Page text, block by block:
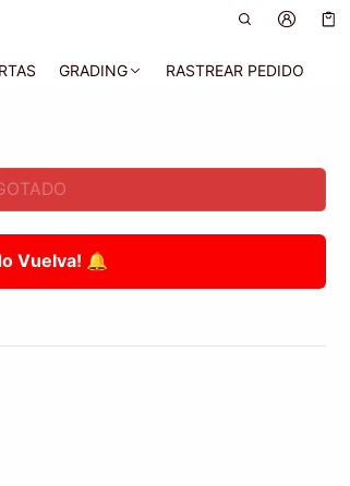
GRADING RASTREAR PEDIDO
Vuelva! 🔔